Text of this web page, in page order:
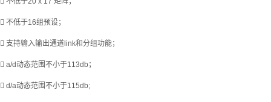
 不低于16组预设；
 支持输入输出通道link和分组功能；
 a/d动态范围不小于113db；
 d/a动态范围不小于115db;